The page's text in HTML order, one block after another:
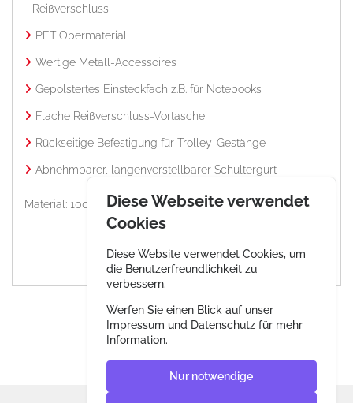
Reißverschluss
PET Obermaterial
Wertige Metall-Accessoires
Gepolstertes Einsteckfach z.B. für Notebooks
Flache Reißverschluss-Vortasche
Rückseitige Befestigung für Trolley-Gestänge
Abnehmbarer, längenverstellbarer Schultergurt
Material: 100% PolyesterDiese Webseite verwendet
Cookies
Diese Website verwendet Cookies, um
die Benutzerfreundlichkeit zu
verbessern.
Werfen Sie einen Blick auf unser
Impressum und Datenschutz für mehr
Information.
Nur notwendige